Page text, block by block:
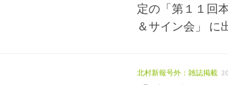
定の「第１１回
＆サイン会」 に
北村新報号外：雑誌掲載